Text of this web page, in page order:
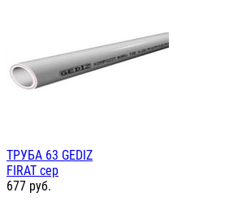
ТРУБА 63 GEDIZ
FIRAT сер
677 руб.